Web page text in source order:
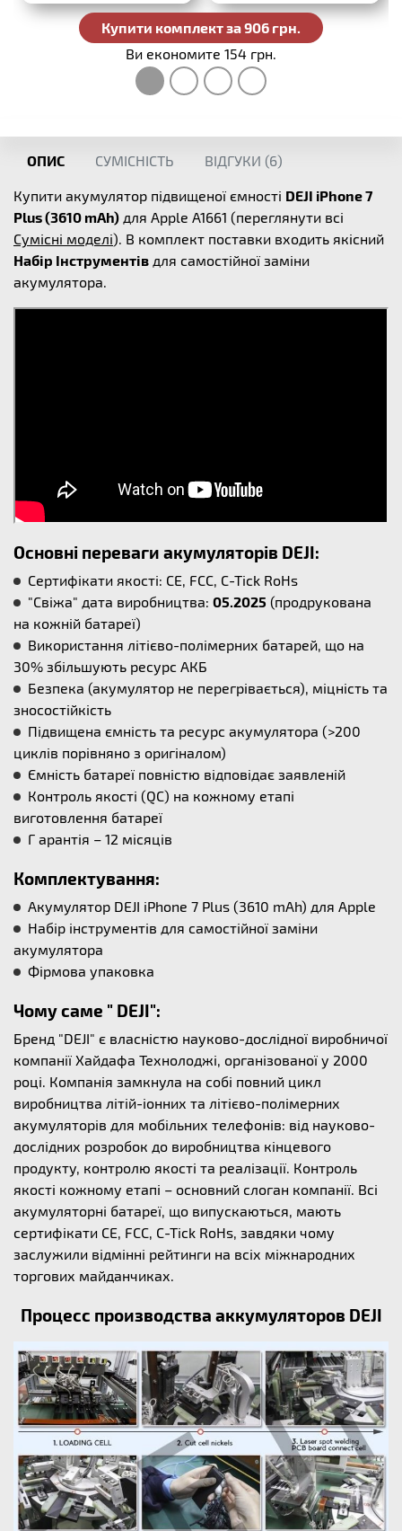
Купити комплект за 906 грн.
Ви економите 154 грн.
ОПИС СУМІСНІСТЬ ВІДГУКИ (6)
Купити акумулятор підвищеної ємності DEJI iPhone 7
Plus (3610 mAh) для Apple A1661 (переглянути всі
Сумісні моделі). В комплект поставки входить якісний
Набір Інструментів для самостійної заміни
акумулятора.
Основні переваги акумуляторів DEJI:
Сертифікати якості: CE, FCC, C-Tick RoHs
"Свіжа" дата виробництва: 05.2025 (продрукована
на кожній батареї)
Використання літієво-полімерних батарей, що на
30% збільшують ресурс АКБ
Безпека (акумулятор не перегрівається), міцність та
зносостійкість
Підвищена ємність та ресурс акумулятора (>200
циклів порівняно з оригіналом)
Ємність батареї повністю відповідає заявленій
Контроль якості (QC) на кожному етапі
виготовлення батареї
Г арантія – 12 місяців
Комплектування:
Акумулятор DEJI iPhone 7 Plus (3610 mAh) для Apple
Набір інструментів для самостійної заміни
акумулятора
Фірмова упаковка
Чому саме " DEJI":
Бренд "DEJI" є власністю науково-дослідної виробничої
компанії Хайдафа Технолоджі, організованої у 2000
році. Компанія замкнула на собі повний цикл
виробництва літій-іонних та літієво-полімерних
акумуляторів для мобільних телефонів: від науково-
дослідних розробок до виробництва кінцевого
продукту, контролю якості та реалізації. Контроль
якості кожному етапі – основний слоган компанії. Всі
акумуляторні батареї, що випускаються, мають
сертифікати CE, FCC, C-Tick RoHs, завдяки чому
заслужили відмінні рейтинги на всіх міжнародних
торгових майданчиках.
Процесс производства аккумуляторов DEJI